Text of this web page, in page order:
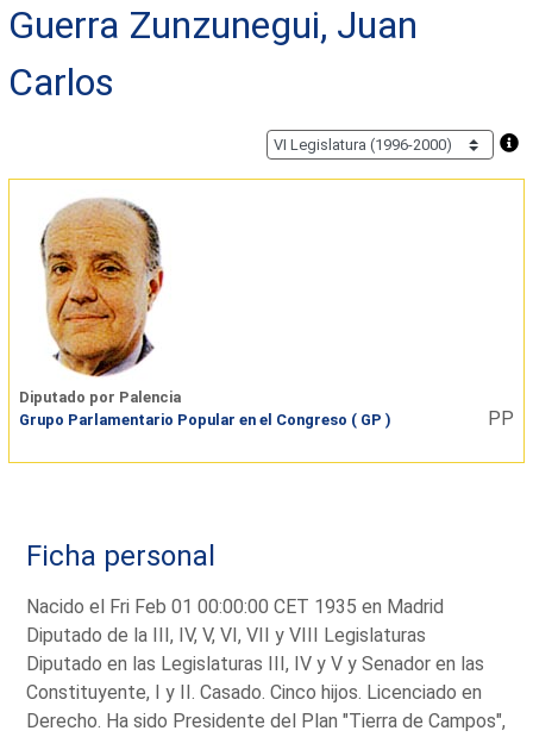
Guerra Zunzunegui, Juan
Carlos
Diputado por Palencia
Grupo Parlamentario Popular en el Congreso ( GP )
PP
Ficha personal
Nacido el Fri Feb 01 00:00:00 CET 1935 en Madrid
Diputado de la III, IV, V, VI, VII y VIII Legislaturas
Diputado en las Legislaturas III, IV y V y Senador en las
Constituyente, I y II. Casado. Cinco hijos. Licenciado en
Derecho. Ha sido Presidente del Plan "Tierra de Campos",